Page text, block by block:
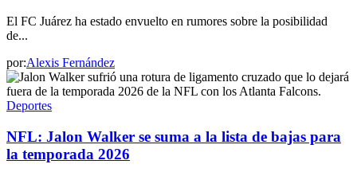
El FC Juárez ha estado envuelto en rumores sobre la posibilidad
de...
por:Alexis Fernández
Deportes
NFL: Jalon Walker se suma a la lista de bajas para
la temporada 2026